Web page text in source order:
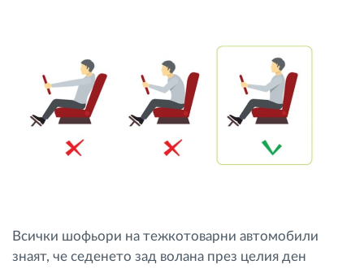
Разберете за всички функционалности
Как отговаряме на нуждите на всяка
Всички шофьори на тежкотоварни автомобили
знаят, че седенето зад волана през целия ден